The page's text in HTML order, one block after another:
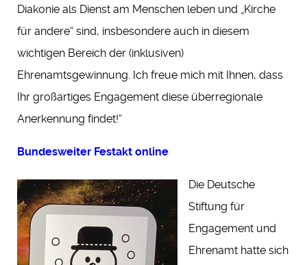
Diakonie als Dienst am Menschen leben und „Kirche
für andere“ sind, insbesondere auch in diesem
wichtigen Bereich der (inklusiven)
Ehrenamtsgewinnung. Ich freue mich mit Ihnen, dass
Ihr großartiges Engagement diese überregionale
Anerkennung findet!“
Bundesweiter Festakt online
Die Deutsche
Stiftung für
Engagement und
Ehrenamt hatte sich